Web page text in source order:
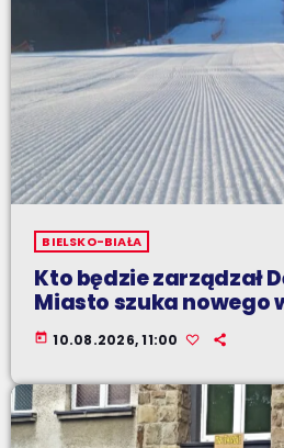
BIELSKO-BIAŁA
Kto będzie zarządzał
Miasto szuka nowego
today 10.08.2026, 11:00